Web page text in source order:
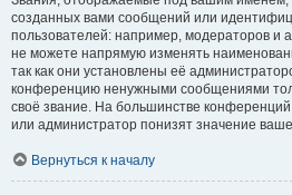
созданных вами сообщений или
пользователей: например, модераторов и
не можете напрямую изменять
так как они установлены её
конференцию ненужными сообщениями
своё звание. На большинстве
или администратор понизят значение
Вернуться к началу